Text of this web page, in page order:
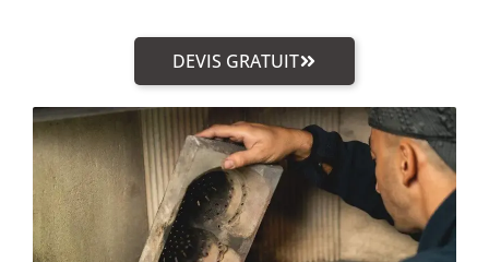
DEVIS GRATUIT